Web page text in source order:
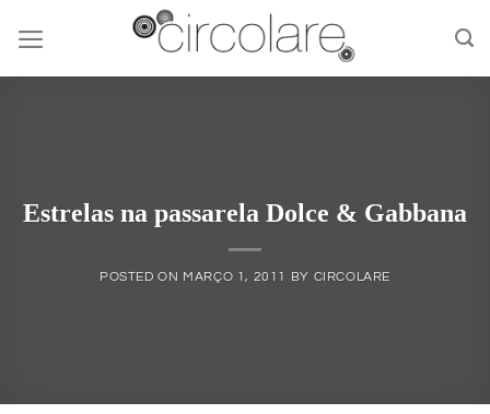
content
Estrelas na passarela Dolce & Gabbana
POSTED ON MARÇO 1, 2011 BY CIRCOLARE